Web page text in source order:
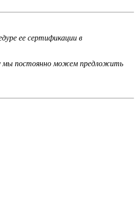
ее сертификации в
мы постоянно можем предложить